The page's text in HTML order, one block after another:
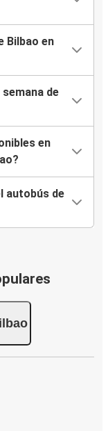
Bilbao en
de
en
autobús de